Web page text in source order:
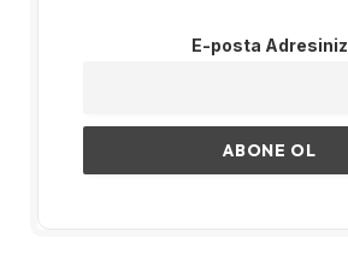
E-posta Adresiniz